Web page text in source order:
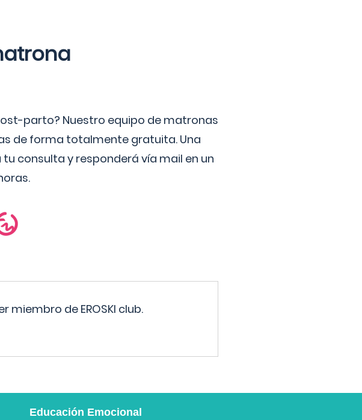
parto? Nuestro equipo de matronas
de forma totalmente gratuita. Una
consulta y responderá vía mail en un
miembro de EROSKI club.
Educación Emocional